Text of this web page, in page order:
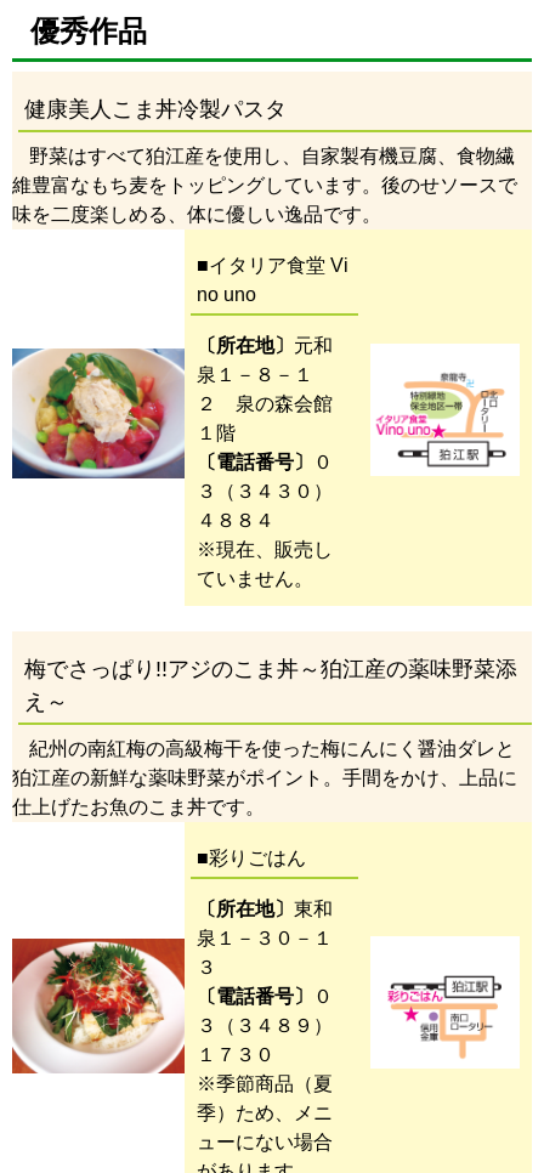
優秀作品
健康美人こま丼冷製パスタ
野菜はすべて狛江産を使用し、自家製有機豆腐、食物繊
維豊富なもち麦をトッピングしています。後のせソースで
味を二度楽しめる、体に優しい逸品です。
■イタリア食堂 Vi
no uno
〔所在地〕 元和
泉１－８－１
２ 泉の森会館
１階
〔電話番号〕
０
３（３４３０）
４８８４
※現在、販売し
ていません。
梅でさっぱり!!アジのこま丼～狛江産の薬味野菜添
え～
紀州の南紅梅の高級梅干を使った梅にんにく醤油ダレと
狛江産の新鮮な薬味野菜がポイント。手間をかけ、上品に
仕上げたお魚のこま丼です。
■彩りごはん
〔所在地〕 東和
泉１－３０－１
３
〔電話番号〕
０
３（３４８９）
１７３０
※季節商品（夏
季）ため、メニ
ューにない場合